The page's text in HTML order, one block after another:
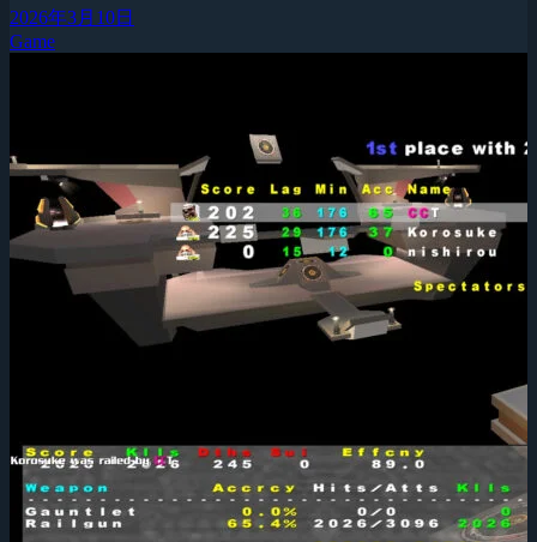
2026年3月10日
Game